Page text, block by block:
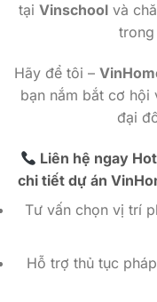
tại Vinschool và
Hãy để tôi –
bạn nắm bắt cơ hội
đại
Liên hệ ngay
chi tiết dự án
Tư vấn chọn vị trí
Hỗ trợ thủ tục